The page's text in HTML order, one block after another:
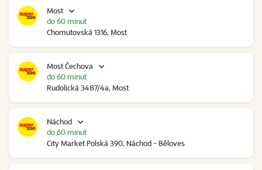
Most
Chomutovská 1316, Most
do 60 minut
Most Čechova
Rudolická 3487/4a, Most
do 60 minut
Náchod
City Market Polská 390, Náchod - Běloves
do 60 minut